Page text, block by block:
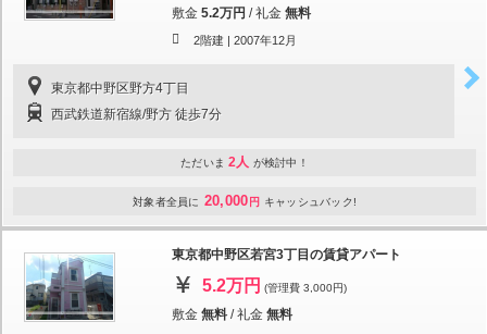
敷金 5.2万円 /礼金 無料
2階建 | 2007年12月
東京都中野区野方4丁目
西武鉄道新宿線/野方 徒歩7分
ただいま 2人 が検討中！
対象者全員に 20,000 円 キャッシュバック!
東京都中野区若宮3丁目の賃貸アパート
5.2万円 (管理費 3,000円)
敷金 無料 /礼金 無料